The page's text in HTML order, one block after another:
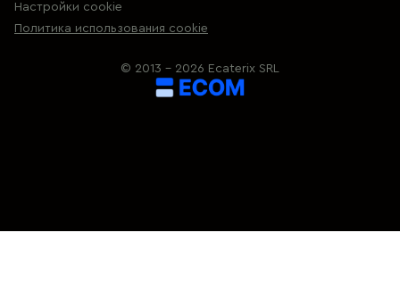
Настройки cookie
Политика использования cookie
© 2013 – 2026 Ecaterix SRL